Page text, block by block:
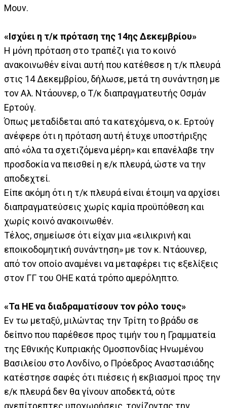
Μουν.
«Ισχύει η τ/κ πρόταση της 14ης Δεκεμβρίου»
Η μόνη πρόταση στο τραπέζι για το κοινό
ανακοινωθέν είναι αυτή που κατέθεσε η τ/κ πλευρά
στις 14 Δεκεμβρίου, δήλωσε, μετά τη συνάντηση με
τον Αλ. Ντάουνερ, ο Τ/κ διαπραγματευτής Οσμάν
Ερτούγ.
Όπως μεταδίδεται από τα κατεχόμενα, ο κ. Ερτούγ
ανέφερε ότι η πρόταση αυτή έτυχε υποστήριξης
από «όλα τα σχετιζόμενα μέρη» και επανέλαβε την
προσδοκία να πεισθεί η ε/κ πλευρά, ώστε να την
αποδεχτεί.
Είπε ακόμη ότι η τ/κ πλευρά είναι έτοιμη να αρχίσει
διαπραγματεύσεις χωρίς καμία προϋπόθεση και
χωρίς κοινό ανακοινωθέν.
Τέλος, σημείωσε ότι είχαν μια «ειλικρινή και
εποικοδομητική συνάντηση» με τον κ. Ντάουνερ,
από τον οποίο αναμένει να μεταφέρει τις εξελίξεις
στον ΓΓ του ΟΗΕ κατά τρόπο αμερόληπτο.
«Τα ΗΕ να διαδραματίσουν τον ρόλο τους»
Εν τω μεταξύ, μιλώντας την Τρίτη το βράδυ σε
δείπνο που παρέθεσε προς τιμήν του η Γραμματεία
της Εθνικής Κυπριακής Ομοσπονδίας Ηνωμένου
Βασιλείου στο Λονδίνο, ο Πρόεδρος Αναστασιάδης
κατέστησε σαφές ότι πιέσεις ή εκβιασμοί προς την
ε/κ πλευρά δεν θα γίνουν αποδεκτά, ούτε
ανεπίτρεπτες υποχωρήσεις, τονίζοντας την